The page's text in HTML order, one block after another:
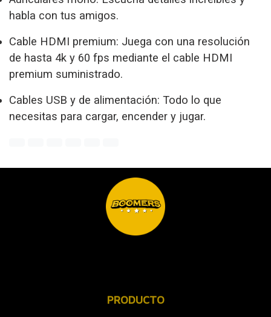
habla con tus amigos.
Cable HDMI premium: Juega con una resolución
de hasta 4k y 60 fps mediante el cable HDMI
premium suministrado.
Cables USB y de alimentación: Todo lo que
necesitas para cargar, encender y jugar.
PRODUCTO